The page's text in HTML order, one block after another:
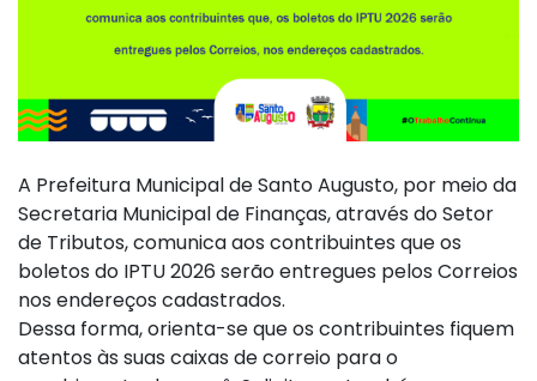
A Prefeitura Municipal de Santo Augusto, por meio da
Secretaria Municipal de Finanças, através do Setor
de Tributos, comunica aos contribuintes que os
boletos do IPTU 2026 serão entregues pelos Correios
nos endereços cadastrados.
Dessa forma, orienta-se que os contribuintes fiquem
atentos às suas caixas de correio para o